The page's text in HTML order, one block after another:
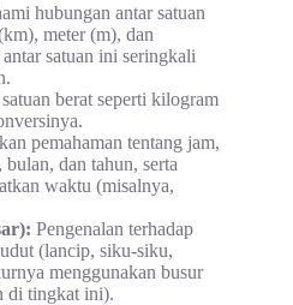
hubungan antar satuan
meter (m), dan
satuan ini seringkali
berat seperti kilogram
pemahaman tentang jam,
dan tahun, serta
waktu (misalnya,
Pengenalan terhadap
(lancip, siku-siku,
menggunakan busur
di tingkat ini).